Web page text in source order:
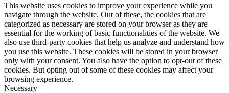
This website uses cookies to improve your experience while you
navigate through the website. Out of these, the cookies that are
categorized as necessary are stored on your browser as they are
essential for the working of basic functionalities of the website. We
also use third-party cookies that help us analyze and understand how
you use this website. These cookies will be stored in your browser
only with your consent. You also have the option to opt-out of these
cookies. But opting out of some of these cookies may affect your
browsing experience.
Necessary